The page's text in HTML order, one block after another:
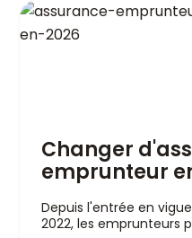
Changer
emprunteur
pourquoi un
indispensable
Depuis l'entrée en
2022, les emprunteurs